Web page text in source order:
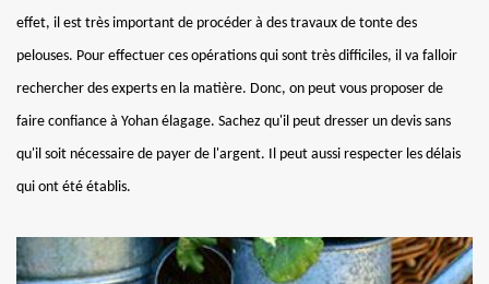
effet, il est très important de procéder à des travaux de tonte des
pelouses. Pour effectuer ces opérations qui sont très difficiles, il va falloir
rechercher des experts en la matière. Donc, on peut vous proposer de
faire confiance à Yohan élagage. Sachez qu'il peut dresser un devis sans
qu'il soit nécessaire de payer de l'argent. Il peut aussi respecter les délais
qui ont été établis.